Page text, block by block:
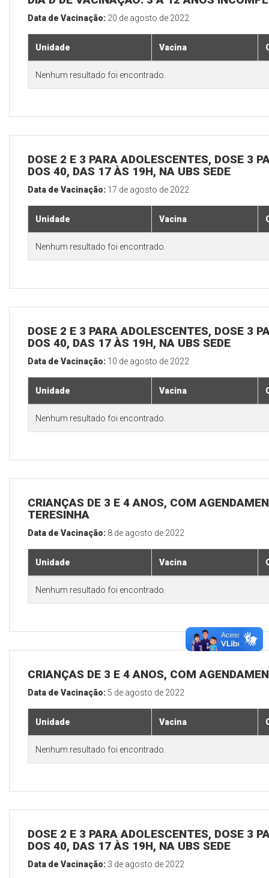
Data de Vacinação: 20 de agosto de 2022
Unidade Vacina
Nenhum resultado foi encontrado.
DOSE 2 E 3 PARA ADOLESCENTES, DOSE 3
DOS 40, DAS 17 ÀS 19H, NA UBS SEDE
Data de Vacinação: 17 de agosto de 2022
Unidade Vacina
Nenhum resultado foi encontrado.
DOSE 2 E 3 PARA ADOLESCENTES, DOSE 3
DOS 40, DAS 17 ÀS 19H, NA UBS SEDE
Data de Vacinação: 10 de agosto de 2022
Unidade Vacina
Nenhum resultado foi encontrado.
CRIANÇAS DE 3 E 4 ANOS, COM
TERESINHA
Data de Vacinação: 8 de agosto de 2022
Unidade Vacina
Nenhum resultado foi encontrado.
CRIANÇAS DE 3 E 4 ANOS, COM
Data de Vacinação: 5 de agosto de 2022
Unidade Vacina
Nenhum resultado foi encontrado.
DOSE 2 E 3 PARA ADOLESCENTES, DOSE 3
DOS 40, DAS 17 ÀS 19H, NA UBS SEDE
Data de Vacinação: 3 de agosto de 2022